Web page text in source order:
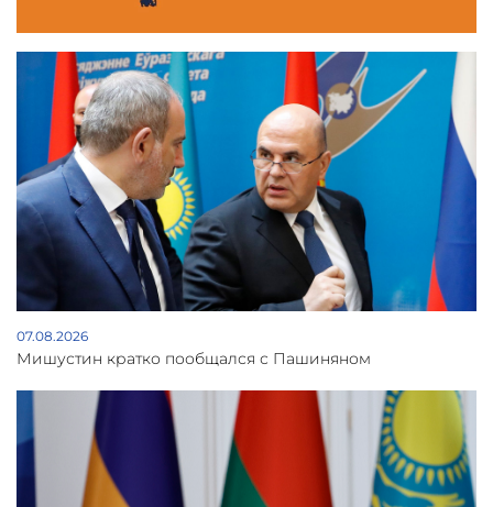
07.08.2026
Мишустин кратко пообщался с Пашиняном